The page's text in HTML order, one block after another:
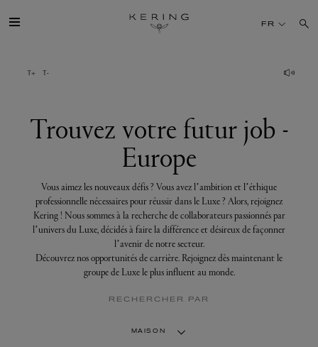
votre
futur
DÉV. DURABLE
FINANCE
PRESSE
FR
Trouvez votre futur job -
Europe
Vous aimez les nouveaux défis ? Vous avez l’ambition et l’éthique
professionnelle nécessaires pour réussir dans le Luxe ? Alors, rejoignez
Kering ! Nous sommes à la recherche de collaborateurs passionnés par
l’univers du Luxe, décidés à faire la différence et désireux de façonner
l’avenir de notre secteur.
Découvrez nos opportunités de carrière. Rejoignez dès maintenant le
groupe de Luxe le plus influent au monde.
RECHERCHER PAR
MAISON